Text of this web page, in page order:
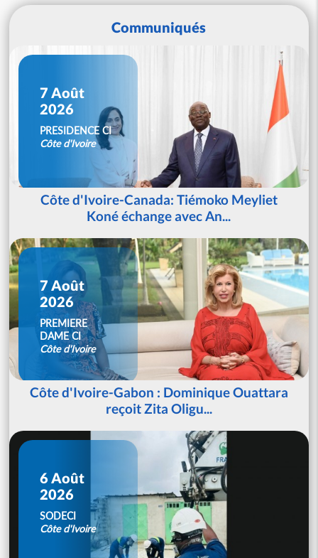
Communiqués
7 Août
2026
PRESIDENCE CI
Côte d'Ivoire
Côte d'Ivoire-Canada: Tiémoko Meyliet
Koné échange avec An...
7 Août
2026
PREMIERE
DAME CI
Côte d'Ivoire
Côte d'Ivoire-Gabon : Dominique Ouattara
reçoit Zita Oligu...
6 Août
2026
SODECI
Côte d'Ivoire